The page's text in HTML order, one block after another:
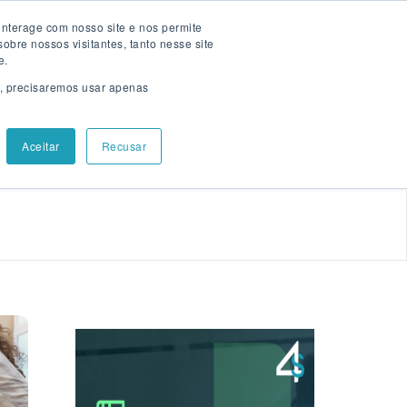
com nosso site e nos permite
nossos visitantes, tanto nesse site
precisaremos usar apenas
Aceitar Recusar
Falar com especialista